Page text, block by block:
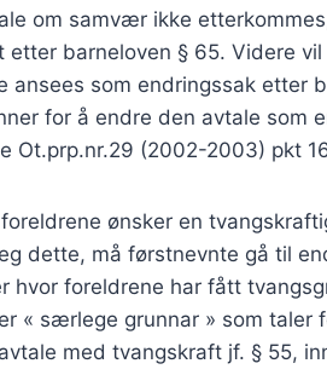
om samvær ikke
etter barneloven § 65. Videre
ansees som endringssak etter
for å endre den avtale som
Ot.prp.nr.29 (2002-2003) pkt
foreldrene ønsker en
dette, må førstnevnte gå til
hvor foreldrene har fått
« særlege grunnar » som taler
med tvangskraft jf. § 55,